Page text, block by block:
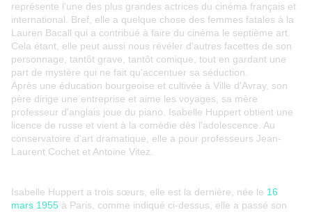
représente l'une des plus grandes actrices du cinéma français et
international. Bref, elle a quelque chose des femmes fatales à la
Lauren Bacall qui a contribué à faire du cinéma le septième art.
Cela étant, elle peut aussi nous révéler d'autres facettes de son
personnage, tantôt grave, tantôt comique, tout en gardant une
part de mystère qui ne fait qu'accentuer sa séduction.
Après une éducation bourgeoise et cultivée à Ville d'Avray, son
père dirige une entreprise et aime les voyages, sa mère
professeur d'anglais joue du piano. Isabelle Huppert obtient une
licence de russe et vient à la comédie dès l'adolescence. Au
conservatoire d'art dramatique, elle a pour professeurs Jean-
Laurent Cochet et Antoine Vitez.
Isabelle Huppert a trois sœurs, elle est la dernière, née le 16
mars 1955 à Paris, comme indiqué ci-dessus, elle a passé son